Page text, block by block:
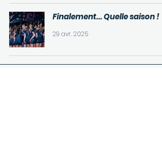
Finalement... Quelle saison !
29 avr. 2025